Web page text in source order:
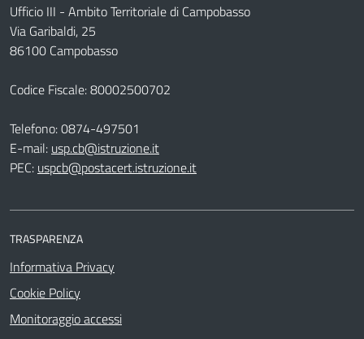
Ufficio III - Ambito Territoriale di Campobasso
Via Garibaldi, 25
86100 Campobasso
Codice Fiscale: 80002500702
Telefono:0874-497501
E-mail: usp.cb@istruzione.it
PEC: uspcb@postacert.istruzione.it
TRASPARENZA
Informativa Privacy
Cookie Policy
Monitoraggio accessi